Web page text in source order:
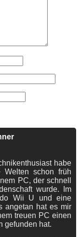
habe
Welten schon früh
PC, der schnell
wurde. Im
Wii U und eine
angetan hat es mir
treuen PC einen
gefunden hat.